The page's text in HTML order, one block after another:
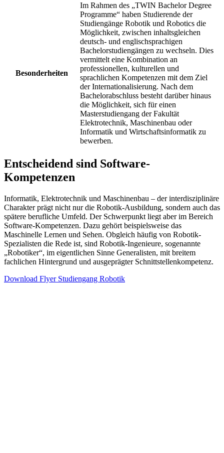
Besonderheiten
Im Rahmen des „TWIN Bachelor Degree
Programme“ haben Studierende der
Studiengänge Robotik und Robotics die
Möglichkeit, zwischen inhaltsgleichen
deutsch- und englischsprachigen
Bachelorstudiengängen zu wechseln. Dies
vermittelt eine Kombination an
professionellen, kulturellen und
sprachlichen Kompetenzen mit dem Ziel
der Internationalisierung. Nach dem
Bachelorabschluss besteht darüber hinaus
die Möglichkeit, sich für einen
Masterstudiengang der Fakultät
Elektrotechnik, Maschinenbau oder
Informatik und Wirtschaftsinformatik zu
bewerben.
Entscheidend sind Software-
Kompetenzen
Informatik, Elektrotechnik und Maschinenbau – der interdisziplinäre
Charakter prägt nicht nur die Robotik-Ausbildung, sondern auch das
spätere berufliche Umfeld. Der Schwerpunkt liegt aber im Bereich
Software-Kompetenzen. Dazu gehört beispielsweise das
Maschinelle Lernen und Sehen. Obgleich häufig von Robotik-
Spezialisten die Rede ist, sind Robotik-Ingenieure, sogenannte
„Robotiker“, im eigentlichen Sinne Generalisten, mit breitem
fachlichen Hintergrund und ausgeprägter Schnittstellenkompetenz.
Download Flyer Studiengang Robotik